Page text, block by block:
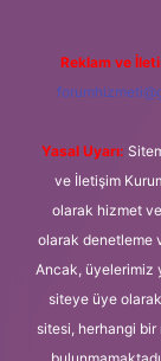
Reklam ve
Yasal Uyarı:
ve İletişim
olarak hizmet
olarak denetleme
Ancak, üyelerimiz
siteye üye
sitesi, herhangi bir